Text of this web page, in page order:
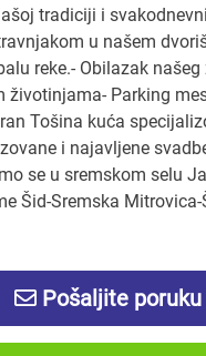
tradiciji i
u našem
reke.- Obilazak našeg
životinjama- Parking
Tošina kuća
i najavljene
se u sremskom selu
Šid-Sremska Mitrovica-
Pošaljite poruku